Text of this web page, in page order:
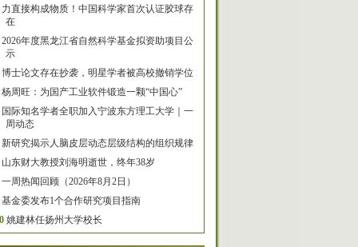
力直接构成物质！中国科学家首次认证胶球存
在
2026年度黑龙江省自然科学基金拟资助项目公
示
博士论文存在抄袭，明星学者被高校撤销学位
杨周旺：为国产工业软件锻造一颗“中国心”
国际知名学者全职加入宁波东方理工大学｜一
周动态
新研究揭示人脑皮层动态层级结构的组织规律
山东财大教授刘海明逝世，终年38岁
一周热闻回顾（2026年8月2日）
基金委发布1个合作研究项目指南
姚建林任扬州大学校长